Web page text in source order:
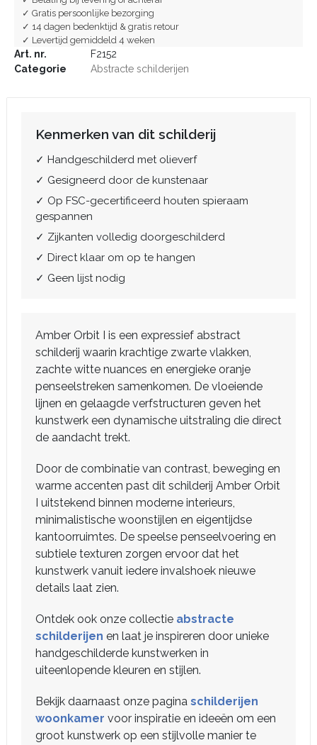
✓ Gratis persoonlijke bezorging
✓ 14 dagen bedenktijd & gratis retour
✓ Levertijd gemiddeld 4 weken
Art. nr.
F2152
Categorie
Abstracte schilderijen
Kenmerken van dit schilderij
✓ Handgeschilderd met olieverf
✓ Gesigneerd door de kunstenaar
✓ Op FSC-gecertificeerd houten spieraam
gespannen
✓ Zijkanten volledig doorgeschilderd
✓ Direct klaar om op te hangen
✓ Geen lijst nodig
Amber Orbit I is een expressief abstract
schilderij waarin krachtige zwarte vlakken,
zachte witte nuances en energieke oranje
penseelstreken samenkomen. De vloeiende
lijnen en gelaagde verfstructuren geven het
kunstwerk een dynamische uitstraling die direct
de aandacht trekt.
Door de combinatie van contrast, beweging en
warme accenten past dit schilderij Amber Orbit
I uitstekend binnen moderne interieurs,
minimalistische woonstijlen en eigentijdse
kantoorruimtes. De speelse penseelvoering en
subtiele texturen zorgen ervoor dat het
kunstwerk vanuit iedere invalshoek nieuwe
details laat zien.
Ontdek ook onze collectie abstracte
schilderijen en laat je inspireren door unieke
handgeschilderde kunstwerken in
uiteenlopende kleuren en stijlen.
Bekijk daarnaast onze pagina schilderijen
woonkamer voor inspiratie en ideeën om een
groot kunstwerk op een stijlvolle manier te